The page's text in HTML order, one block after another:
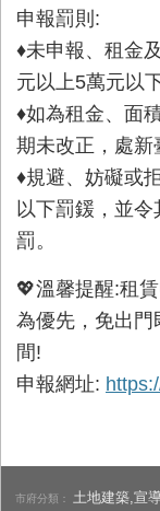
申報罰則:
♦️未申報、租金
元以上5萬元以
♦️如為租金、面
期未改正，處新
♦️規避、妨礙或
以下罰鍰，並
罰。
💖溫馨提醒:租
為優先，免出
間!
申報網址:
市府分類： 土地建築,宣